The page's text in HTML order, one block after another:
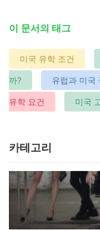
이 문서의 태그
미국 유학 조건
까? 유럽과 미국
유학 요건 미국
카테고리